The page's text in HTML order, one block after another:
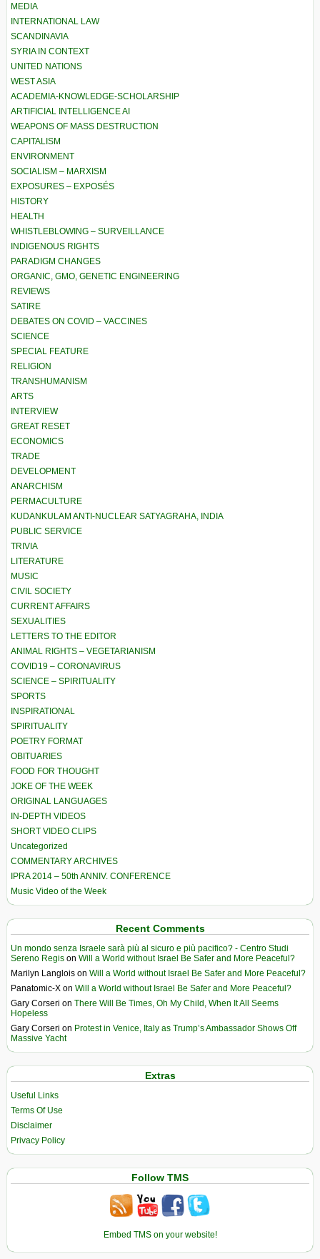
MEDIA
INTERNATIONAL LAW
SCANDINAVIA
SYRIA IN CONTEXT
UNITED NATIONS
WEST ASIA
ACADEMIA-KNOWLEDGE-SCHOLARSHIP
ARTIFICIAL INTELLIGENCE AI
WEAPONS OF MASS DESTRUCTION
CAPITALISM
ENVIRONMENT
SOCIALISM – MARXISM
EXPOSURES – EXPOSÉS
HISTORY
HEALTH
WHISTLEBLOWING – SURVEILLANCE
INDIGENOUS RIGHTS
PARADIGM CHANGES
ORGANIC, GMO, GENETIC ENGINEERING
REVIEWS
SATIRE
DEBATES ON COVID – VACCINES
SCIENCE
SPECIAL FEATURE
RELIGION
TRANSHUMANISM
ARTS
INTERVIEW
GREAT RESET
ECONOMICS
TRADE
DEVELOPMENT
ANARCHISM
PERMACULTURE
KUDANKULAM ANTI-NUCLEAR SATYAGRAHA, INDIA
PUBLIC SERVICE
TRIVIA
LITERATURE
MUSIC
CIVIL SOCIETY
CURRENT AFFAIRS
SEXUALITIES
LETTERS TO THE EDITOR
ANIMAL RIGHTS – VEGETARIANISM
COVID19 – CORONAVIRUS
SCIENCE – SPIRITUALITY
SPORTS
INSPIRATIONAL
SPIRITUALITY
POETRY FORMAT
OBITUARIES
FOOD FOR THOUGHT
JOKE OF THE WEEK
ORIGINAL LANGUAGES
IN-DEPTH VIDEOS
SHORT VIDEO CLIPS
Uncategorized
COMMENTARY ARCHIVES
IPRA 2014 – 50th ANNIV. CONFERENCE
Music Video of the Week
Recent Comments
Un mondo senza Israele sarà più al sicuro e più pacifico? - Centro Studi
Sereno Regis on Will a World without Israel Be Safer and More Peaceful?
Marilyn Langlois on Will a World without Israel Be Safer and More Peaceful?
Panatomic-X on Will a World without Israel Be Safer and More Peaceful?
Gary Corseri on There Will Be Times, Oh My Child, When It All Seems
Hopeless
Gary Corseri on Protest in Venice, Italy as Trump’s Ambassador Shows Off
Massive Yacht
Extras
Useful Links
Terms Of Use
Disclaimer
Privacy Policy
Follow TMS
Embed TMS on your website!